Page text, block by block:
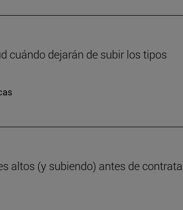
cuándo dejarán de subir los tipos
altos (y subiendo) antes de